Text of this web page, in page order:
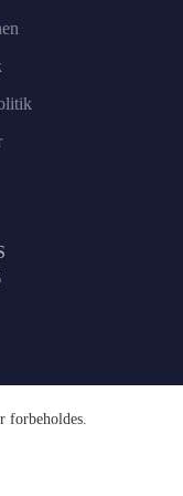
forbeholdes.